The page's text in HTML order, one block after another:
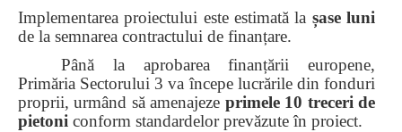
Implementarea proiectului este estimată la șase luni
de la semnarea contractului de finanțare.
Până la aprobarea finanțării europene,
Primăria Sectorului 3 va începe lucrările din fonduri
proprii, urmând să amenajeze primele 10 treceri de
pietoni conform standardelor prevăzute în proiect.